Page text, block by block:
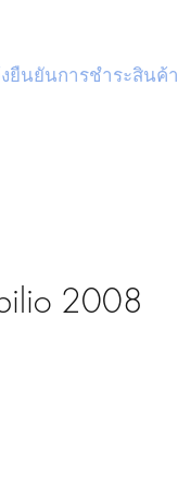
ยืนยันการชำระสินค้า
2008